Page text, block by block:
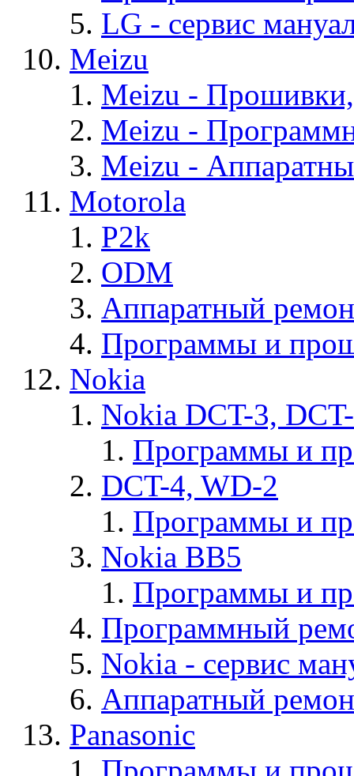
LG - cервис
Meizu
Meizu -
Meizu -
Meizu -
Motorola
P2k
ODM
Аппаратный
Программы и
Nokia
Nokia DCT-3,
Программы и
DCT-4, WD-2
Программы и
Nokia BB5
Программы и
Программный
Nokia - cервис
Аппаратный
Panasonic